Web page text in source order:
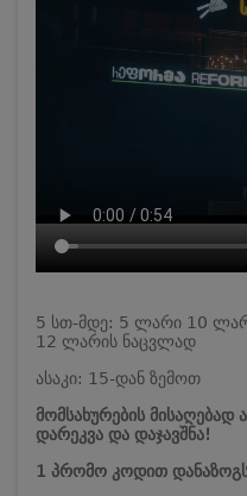
5 სთ-მდე: 5 ლარი 10
12 ლარის ნაცვლად
ასაკი: 15-დან ზემოთ
მომსახურების მისაღებად
დარეკვა და დაჯავშნა!
1 პრომო კოდით